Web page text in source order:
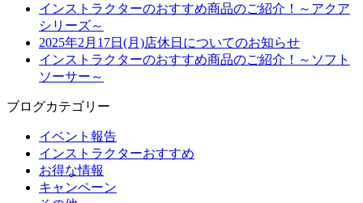
インストラクターのおすすめ商品のご紹介！～アクア
シリーズ～
2025年2月17日(月)店休日についてのお知らせ
インストラクターのおすすめ商品のご紹介！～ソフト
ソーサー～
ブログカテゴリー
イベント報告
インストラクターおすすめ
お得な情報
キャンペーン